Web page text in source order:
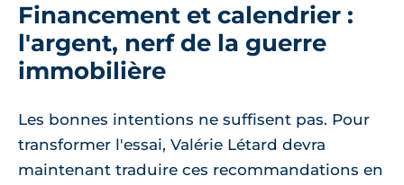
Financement et calendrier :
l'argent, nerf de la guerre
immobilière
Les bonnes intentions ne suffisent pas. Pour
transformer l'essai, Valérie Létard devra
maintenant traduire ces recommandations en